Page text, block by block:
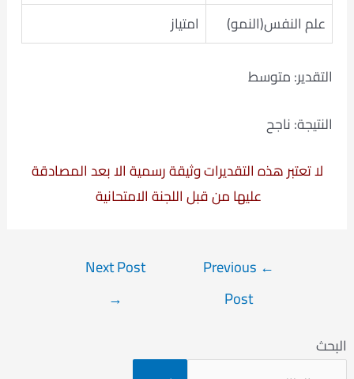
البحث
علم النفس(النمو)
امتياز
التقدير: متوسط
النتيجة: ناجح
لا تعتبر هذه التقديرات وثيقة رسمية الا بعد المصادقة
عليها من قبل اللجنة الامتحانية
←
Previous
Post
Next Post
→